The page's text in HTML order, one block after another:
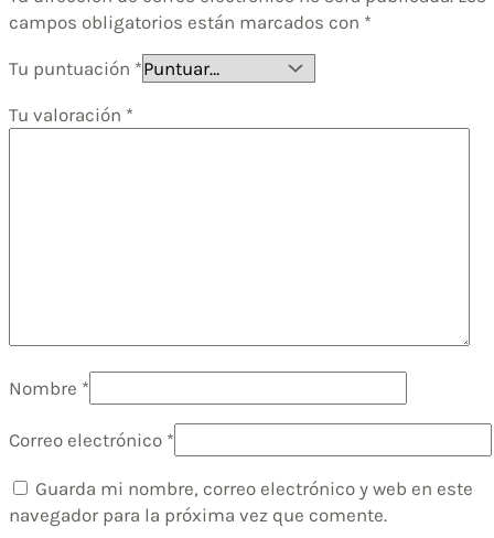
campos obligatorios están marcados con *
Tu puntuación *
Tu valoración *
Nombre *
Correo electrónico *
Guarda mi nombre, correo electrónico y web en este
navegador para la próxima vez que comente.